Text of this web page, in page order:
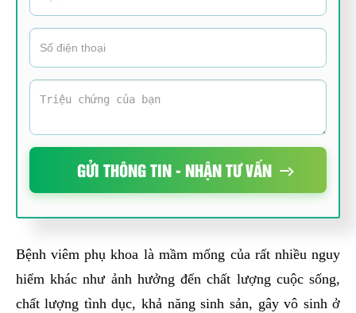
GỬI THÔNG TIN - NHẬN TƯ VẤN
Bệnh viêm phụ khoa là mầm mống của rất nhiều nguy
hiểm khác như ảnh hưởng đến chất lượng cuộc sống,
chất lượng tình dục, khả năng sinh sản, gây vô sinh ở